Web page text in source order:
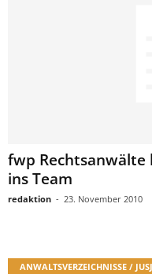
fwp
ins Team
redaktion - 23. November 2010
ANWALTSVERZEICHNISSE /